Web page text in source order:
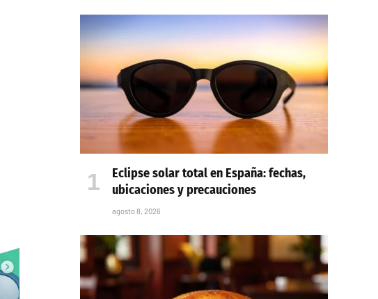
Eclipse solar total en España: fechas,
ubicaciones y precauciones
agosto 8, 2026